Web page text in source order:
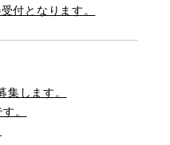
付となります。
します。
。